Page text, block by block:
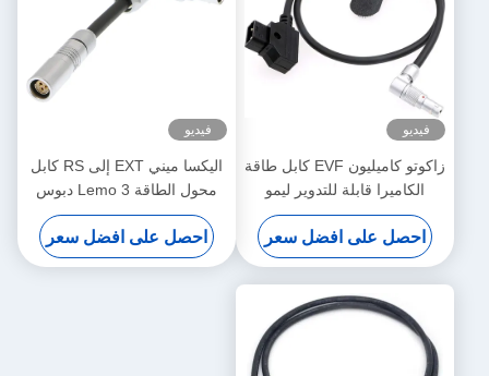
فيديو
زاكوتو كاميليون EVF كابل طاقة
الكاميرا قابلة للتدوير ليمو
الزاوية اليمنى 4 دبوس ذكر إلى
عكس D-Tap
احصل على افضل سعر
فيديو
اليكسا ميني EXT إلى RS كابل
محول الطاقة Lemo 3 دبوس
أنثى إلى 7 دبوس ذكر
احصل على افضل سعر